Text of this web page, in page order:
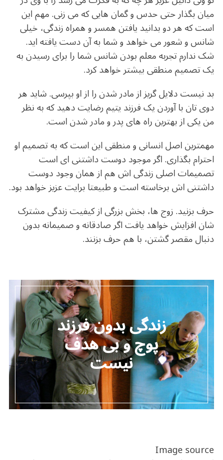
میان بگذار حتی حدس و گمان هایی که می زنی. مهم این
است که هر دو بدانید یافتن همسر و همراه زندگی، خیلی
شانس و شعور می خواهد و شما به آن دست یافته اید.
شک ندارم تجربه معلم بودن شانس شما را برای رسیدن به
یک تصمیم منطقی بیشتر خواهد کرد.
بد نیست دلایل گریز از مادر شدن را از او بپرسی. شاید هر
دوی تان با آوردن یک فرزند یتیم رضایت دهید که به نظر
من یکی از بهترین راه های پدر و مادر شدن است.
مهمترین اصل انسانی و منطقی این است که به تصمیم او
احترام بگذاری. اگر موجود دوست داشتنی ای است
تصمیمات اصلی زندگی اش هم از همان وجود دوست
داشتنی اش برخاسته است و طبیعتا برایت عزیز خواهد بود.
حرف بزنید. زوج ها، بخش بزرگی از کیفیت زندگی مشترک
شان افزایش خواهد یافت اگر صادقانه و صمیمانه بدون
دنبال مقصر گشتن، با هم حرف بزنند.
زندگی بدون فرزند
پوچ و بی هدف
نیست
Image source